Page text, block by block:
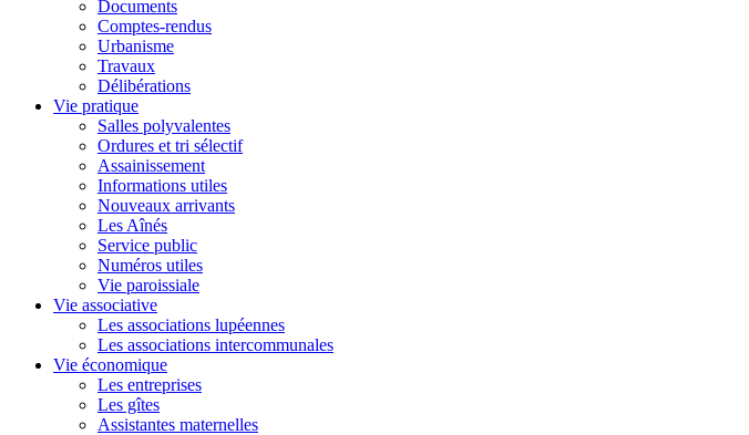
Documents
Comptes-rendus
Urbanisme
Travaux
Délibérations
Vie pratique
Salles polyvalentes
Ordures et tri sélectif
Assainissement
Informations utiles
Nouveaux arrivants
Les Aînés
Service public
Numéros utiles
Vie paroissiale
Vie associative
Les associations lupéennes
Les associations intercommunales
Vie économique
Les entreprises
Les gîtes
Assistantes maternelles